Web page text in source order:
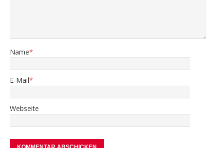
Name*
E-Mail*
Webseite